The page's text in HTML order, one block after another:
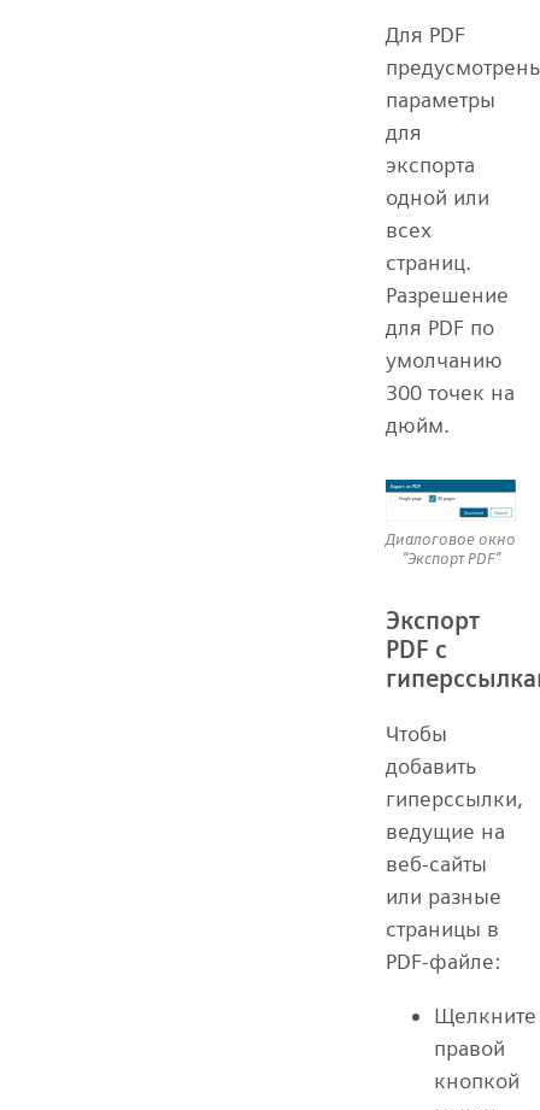
Для PDF
параметры
для
экспорта
одной или
всех
страниц.
Разрешение
для PDF по
умолчанию
300 точек на
дюйм.
Диалоговое окно
"Экспорт PDF"
Экспорт
PDF с
Чтобы
добавить
гиперссылки,
ведущие на
веб-сайты
или разные
страницы в
PDF-файле:
Щелкните
правой
кнопкой